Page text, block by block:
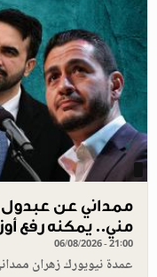
ممداني عن
مني.. يمكنه رفع
06/08/2026 - 21:00
عمدة نيويورك زهران